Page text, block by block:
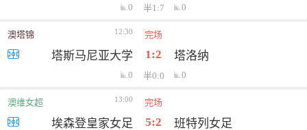
0 半1:7 0
澳塔锦 12:30 完场
塔斯马尼亚大学 1:2 塔洛纳
0 半0:0 0
澳维女超 13:00 完场
埃森登皇家女足 5:2 班特列女足